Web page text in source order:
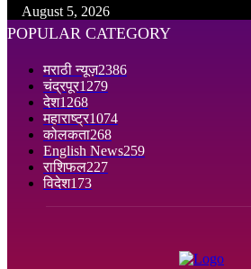
August 5, 2026
POPULAR CATEGORY
मराठी न्यूज़2386
चंद्रपूर1279
देश1268
महाराष्ट्र1074
कोलकता268
English News259
राशिफल227
विदेश173